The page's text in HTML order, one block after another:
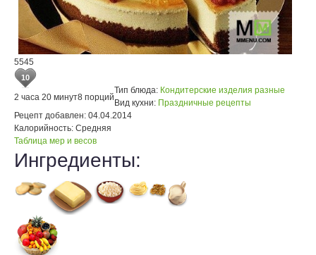
5545
10
2 часа 20 минут8 порций
Тип блюда: Кондитерские изделия разные
Вид кухни: Праздничные рецепты
Рецепт добавлен: 04.04.2014
Калорийность: Средняя
Таблица мер и весов
Ингредиенты: